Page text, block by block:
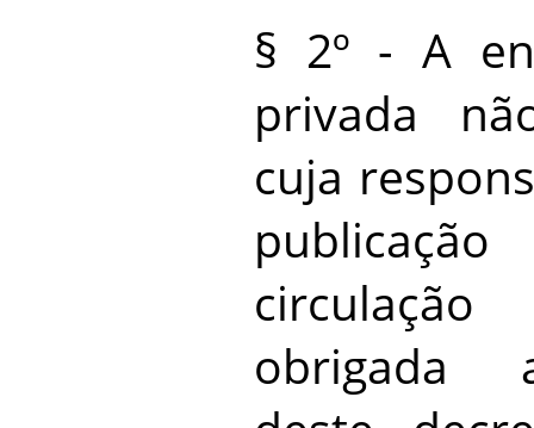
§ 2º - A
privada
cuja
obrigada